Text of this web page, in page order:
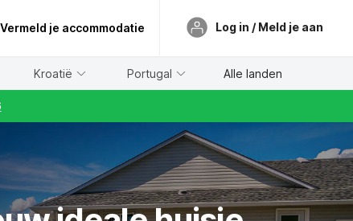
Vermeld je accommodatie Log in / Meld je aan
Kroatië Portugal Alle landen